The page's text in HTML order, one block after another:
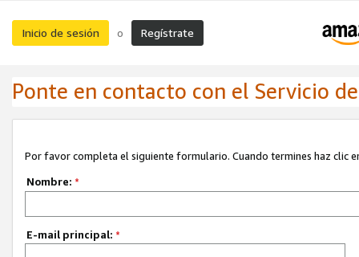
Inicio de sesión o Regístrate
Ponte en contacto con el Servicio
Por favor completa el siguiente formulario. Cuando termines haz clic
Nombre: *
E-mail principal: *